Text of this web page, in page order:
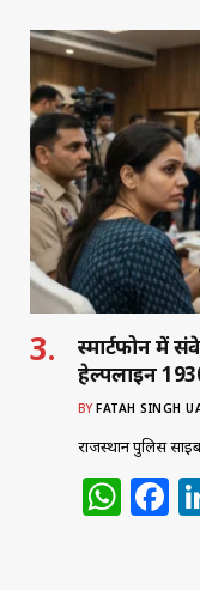
at
s
A
p
p
c
e
b
o
o
k
स्मार्टफोन में
हेल्पलाइन
BY FATAH SINGH
राजस्थान पुलिस
W F